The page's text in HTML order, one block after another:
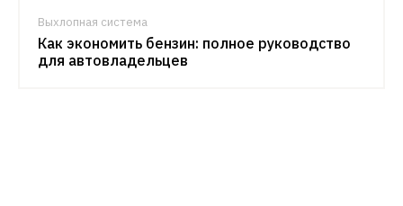
Выхлопная система
Как экономить бензин: полное руководство
для автовладельцев